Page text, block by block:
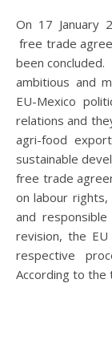
On 17 January 2025 the negotiations for a modernised
free trade
been concluded.
ambitious and
EU-Mexico
relations and
agri-food
sustainable
free trade
on labour rights,
and
revision, the
respective
According to